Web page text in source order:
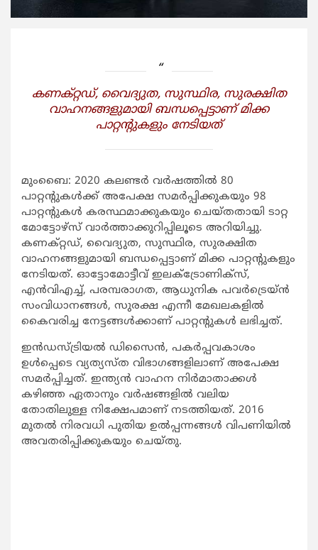
കണക്റ്റഡ്, വൈദ്യുത, സുസ്ഥിര, സുരക്ഷിത
വാഹനങ്ങളുമായി ബന്ധപ്പെട്ടാണ് മിക്ക
പാറ്റന്റുകളും നേടിയത്
മുംബൈ: 2020 കലണ്ടര്‍ വര്‍ഷത്തില്‍ 80
പാറ്റന്റുകള്‍ക്ക് അപേക്ഷ സമര്‍പ്പിക്കുകയും 98
പാറ്റന്റുകള്‍ കരസ്ഥമാക്കുകയും ചെയ്തതായി ടാറ്റ
മോട്ടോഴ്‌സ് വാര്‍ത്താക്കുറിപ്പിലൂടെ അറിയിച്ചു.
കണക്റ്റഡ്, വൈദ്യുത, സുസ്ഥിര, സുരക്ഷിത
വാഹനങ്ങളുമായി ബന്ധപ്പെട്ടാണ് മിക്ക പാറ്റന്റുകളും
നേടിയത്. ഓട്ടോമോട്ടീവ് ഇലക്ട്രോണിക്‌സ്,
എന്‍വിഎച്ച്, പരമ്പരാഗത, ആധുനിക പവര്‍ട്രെയ്ന്‍
സംവിധാനങ്ങള്‍, സുരക്ഷ എന്നീ മേഖലകളില്‍
കൈവരിച്ച നേട്ടങ്ങള്‍ക്കാണ് പാറ്റന്റുകള്‍ ലഭിച്ചത്.
ഇന്‍ഡസ്ട്രിയല്‍ ഡിസൈന്‍, പകര്‍പ്പവകാശം
ഉള്‍പ്പെടെ വ്യത്യസ്ത വിഭാഗങ്ങളിലാണ് അപേക്ഷ
സമര്‍പ്പിച്ചത്. ഇന്ത്യന്‍ വാഹന നിര്‍മാതാക്കള്‍
കഴിഞ്ഞ ഏതാനും വര്‍ഷങ്ങളില്‍ വലിയ
തോതിലുള്ള നിക്ഷേപമാണ് നടത്തിയത്. 2016
മുതല്‍ നിരവധി പുതിയ ഉല്‍പ്പന്നങ്ങള്‍ വിപണിയില്‍
അവതരിപ്പിക്കുകയും ചെയ്തു.